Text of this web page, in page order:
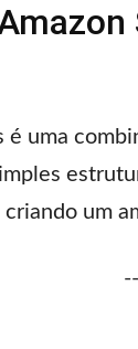
é uma
criando um